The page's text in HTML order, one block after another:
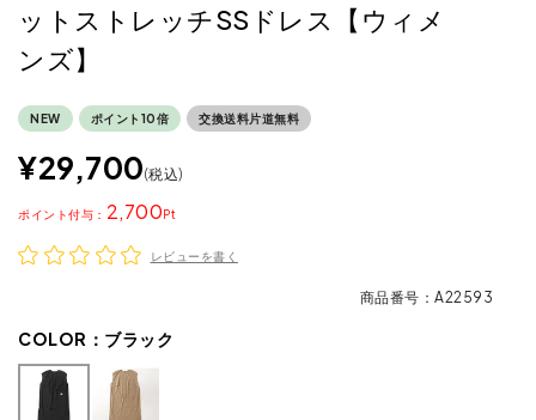
ットストレッチSSドレス【ウィメ
ンズ】
NEW ポイント10倍 交換送料片道無料
¥29,700 税込
2,700
ポイント
レビューを書く
商品番号 A22593
COLOR： ブラック